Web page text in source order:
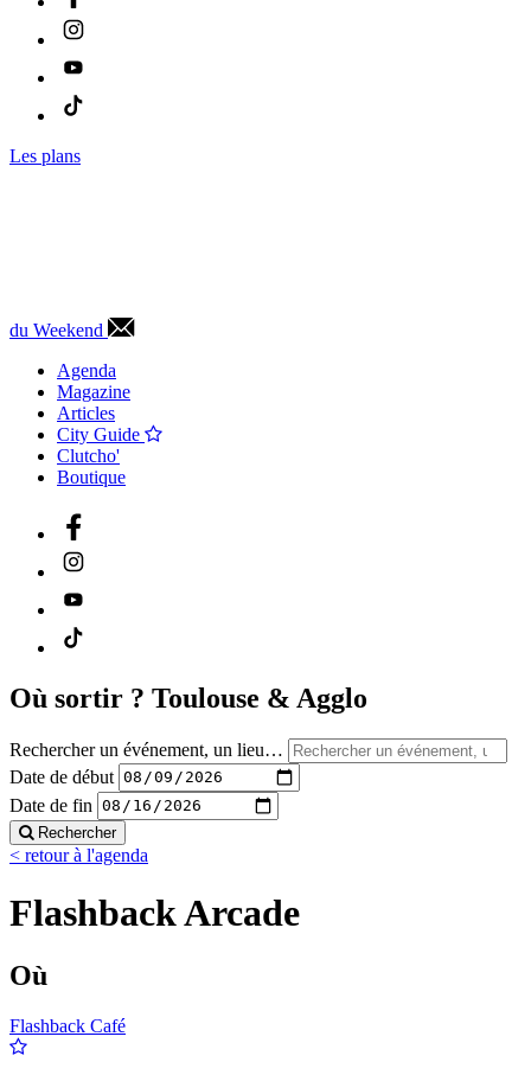
Les plans
du Weekend
Agenda
Magazine
Articles
City Guide
Clutcho'
Boutique
Où sortir ? Toulouse & Agglo
Rechercher un événement, un lieu…
Date de début
Date de fin
Rechercher
< retour à l'agenda
Flashback Arcade
Où
Flashback Café